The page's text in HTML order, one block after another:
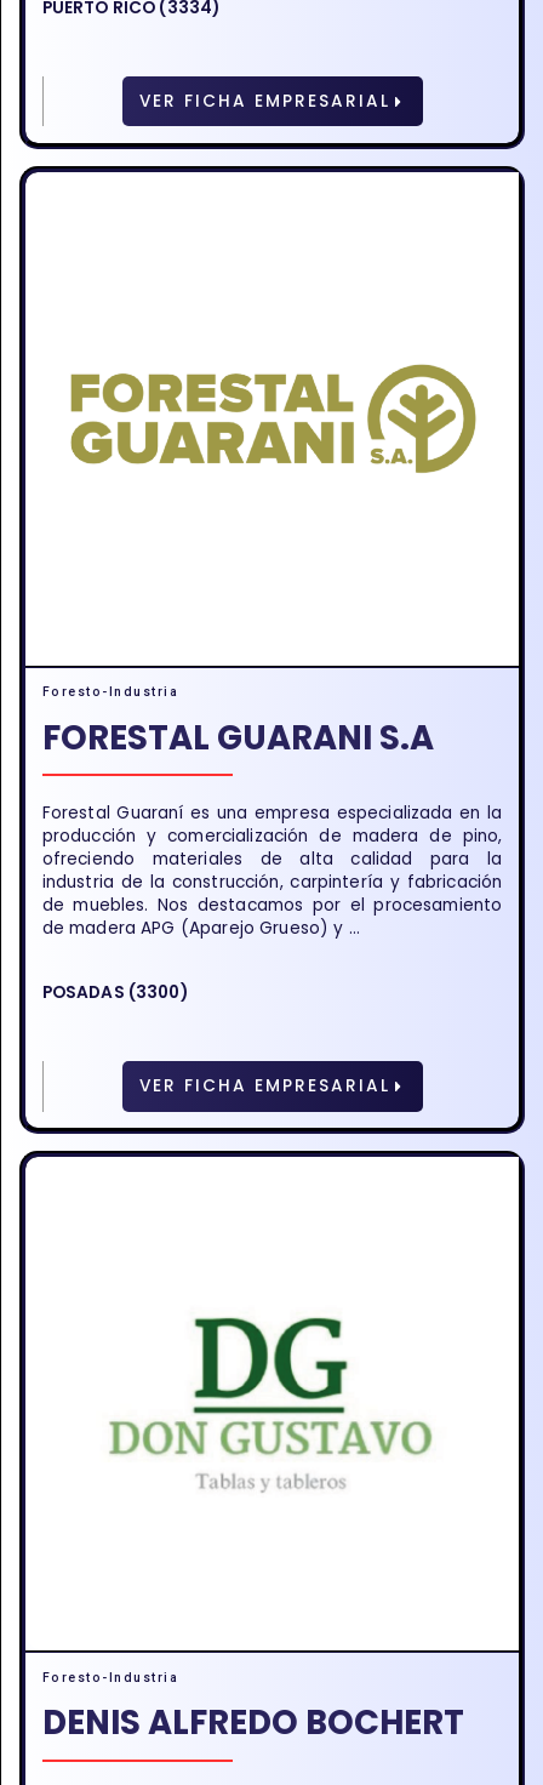
PUERTO RICO (3334)
VER FICHA EMPRESARIAL
Foresto-Industria
FORESTAL GUARANI S.A
Forestal Guaraní es una empresa especializada en la
producción y comercialización de madera de pino,
ofreciendo materiales de alta calidad para la
industria de la construcción, carpintería y fabricación
de muebles. Nos destacamos por el procesamiento
de madera APG (Aparejo Grueso) y ...
POSADAS (3300)
VER FICHA EMPRESARIAL
Foresto-Industria
DENIS ALFREDO BOCHERT